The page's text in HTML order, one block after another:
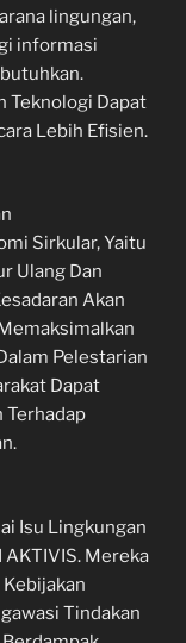
lingungan,
informasi
Teknologi Dapat
Lebih Efisien.
Sirkular, Yaitu
Ulang Dan
Akan
Pelestarian
Dapat
Terhadap
Isu Lingkungan
AKTIVIS. Mereka
Tindakan